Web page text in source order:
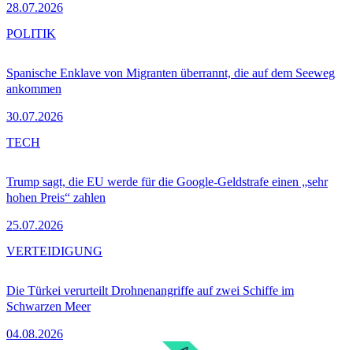
28.07.2026
Spanische Enklave von Migranten überrannt, die auf dem Seeweg
ankommen
30.07.2026
POLITIK
Trump sagt, die EU werde für die Google-Geldstrafe einen „sehr
hohen Preis“ zahlen
25.07.2026
TECH
Die Türkei verurteilt Drohnenangriffe auf zwei Schiffe im
Schwarzen Meer
04.08.2026
VERTEIDIGUNG